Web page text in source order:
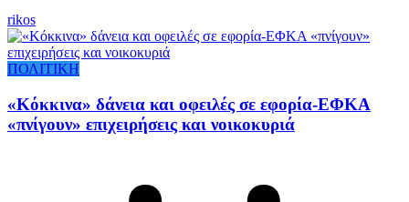
rikos
ΠΟΛΙΤΙΚΗ
«Κόκκινα» δάνεια και οφειλές σε εφορία-ΕΦΚΑ
«πνίγουν» επιχειρήσεις και νοικοκυριά